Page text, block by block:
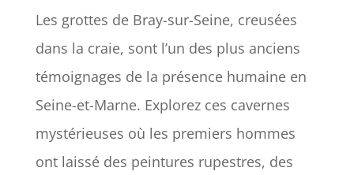
Les grottes de Bray-sur-Seine, creusées
dans la craie, sont l’un des plus anciens
témoignages de la présence humaine en
Seine-et-Marne. Explorez ces cavernes
mystérieuses où les premiers hommes
ont laissé des peintures rupestres, des